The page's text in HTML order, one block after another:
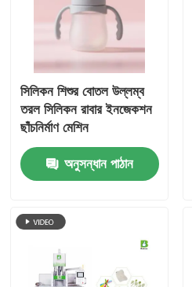
সিলিকন শিশুর বোতল উল্লম্ব
তরল সিলিকন রাবার ইনজেকশন
ছাঁচনির্মাণ মেশিন
অনুসন্ধান পাঠান